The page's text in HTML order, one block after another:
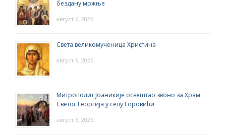
бездану мржње
август 6, 2026
Света великомученица Христина
август 6, 2026
Митрополит Јоаникије освештао звоно за Храм
Светог Георгија у селу Горовићи
август 6, 2026